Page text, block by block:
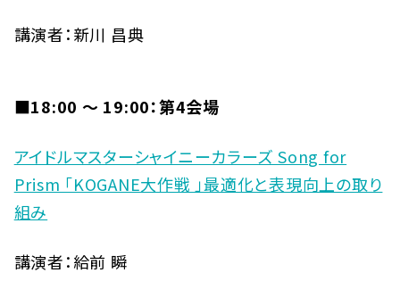
講演者：新川 昌典
■18:00 〜 19:00：第4会場
アイドルマスターシャイニーカラーズ Song for
Prism 「KOGANE大作戦 」最適化と表現向上の取り
組み
講演者：給前 瞬